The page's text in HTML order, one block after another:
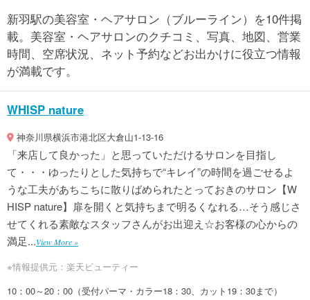
新羽駅の美容室・ヘアサロン（ブルーライン）を10件掲
載。美容室・ヘアサロンのクチコミ、写真、地図、営業
時間、空席状況、ネット予約などお出かけに役立つ情報
が満載です。
WHISP nature
神奈川県横浜市港北区大倉山1-13-16
「来店して良かった」と思っていただけるサロンを目指し
て・・・ゆったりとした気持ちで“キレイ”の時間を過ごせるよ
うな工夫があちこちに散りばめられたとっておきのサロン【W
HISP nature】扉を開くと気持ちまで明るくなれる…そう感じさ
せてくれる素敵なスタッフさんがお出迎え☆お客様の心からの
満足...View More »
※情報提供元：楽天ビューティー
10：00～20：00（受付パーマ・カラー18：30、カット19：30まで）